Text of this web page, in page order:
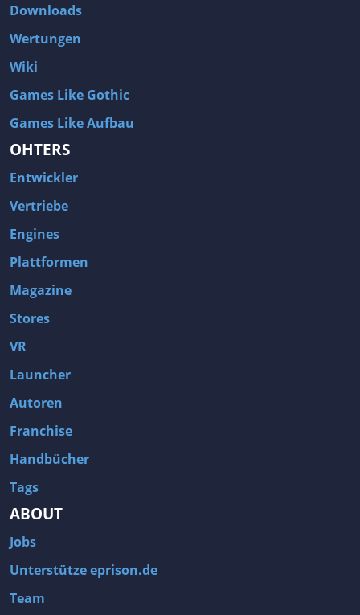
Downloads
Wertungen
Wiki
Games Like Gothic
Games Like Aufbau
OHTERS
Entwickler
Vertriebe
Engines
Plattformen
Magazine
Stores
VR
Launcher
Autoren
Franchise
Handbücher
Tags
ABOUT
Jobs
Unterstütze eprison.de
Team